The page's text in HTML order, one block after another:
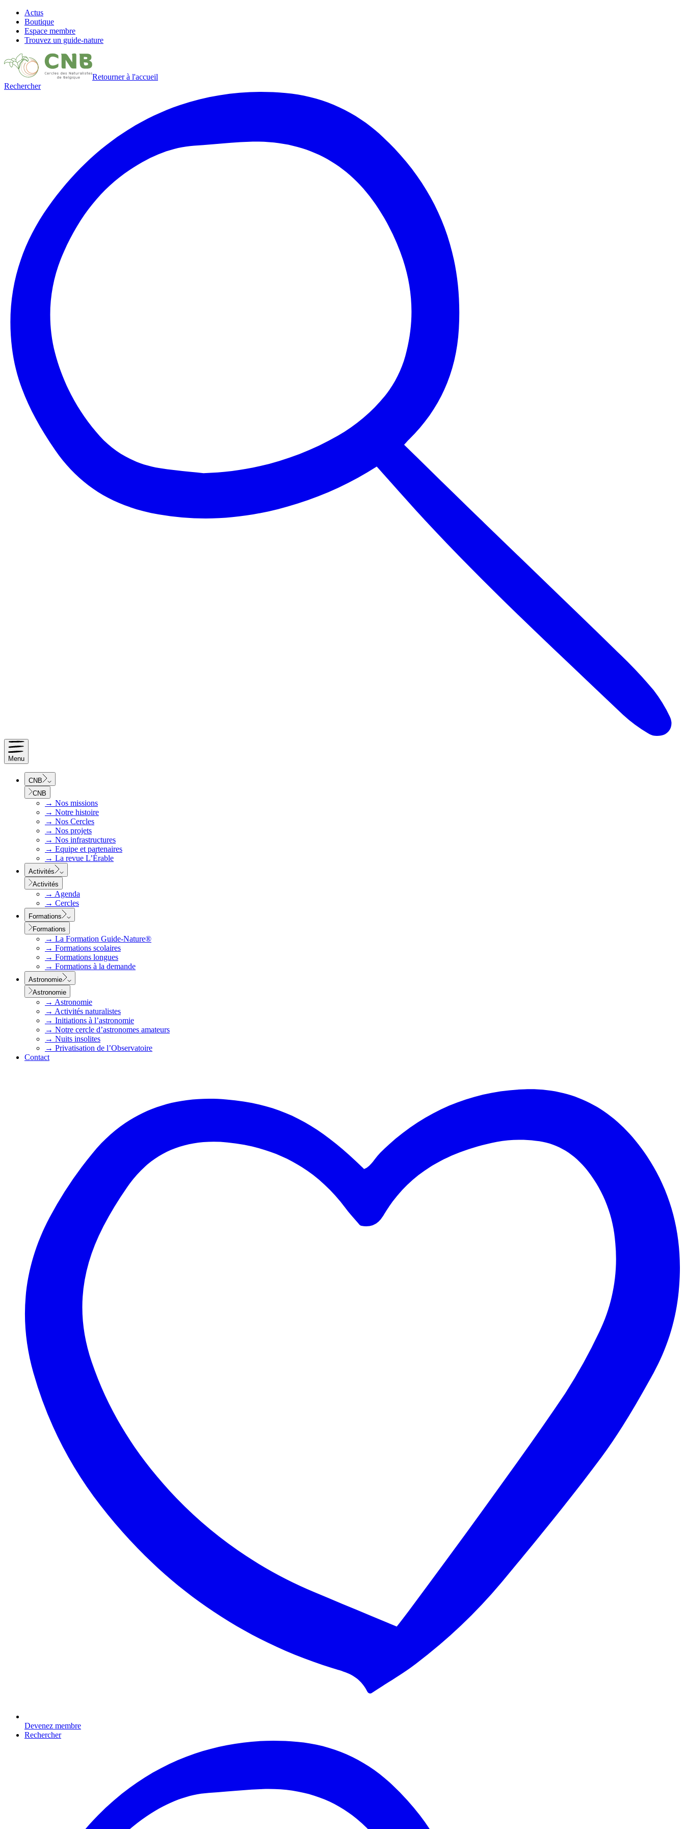
Actus
Boutique
Espace membre
Trouvez un guide-nature
Retourner à l'accueil
Rechercher
Menu
CNB
CNB
→ Nos missions
→ Notre histoire
→ Nos Cercles
→ Nos projets
→ Nos infrastructures
→ Equipe et partenaires
→ La revue L’Érable
Activités
Activités
→ Agenda
→ Cercles
Formations
Formations
→ La Formation Guide-Nature®
→ Formations scolaires
→ Formations longues
→ Formations à la demande
Astronomie
Astronomie
→ Astronomie
→ Activités naturalistes
→ Initiations à l’astronomie
→ Notre cercle d’astronomes amateurs
→ Nuits insolites
→ Privatisation de l’Observatoire
Contact
Devenez membre
Rechercher